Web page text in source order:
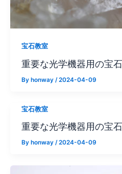
宝石教室
重要な光学機器用の
By honway /2024-04-09
宝石教室
重要な光学機器用の
By honway /2024-04-09